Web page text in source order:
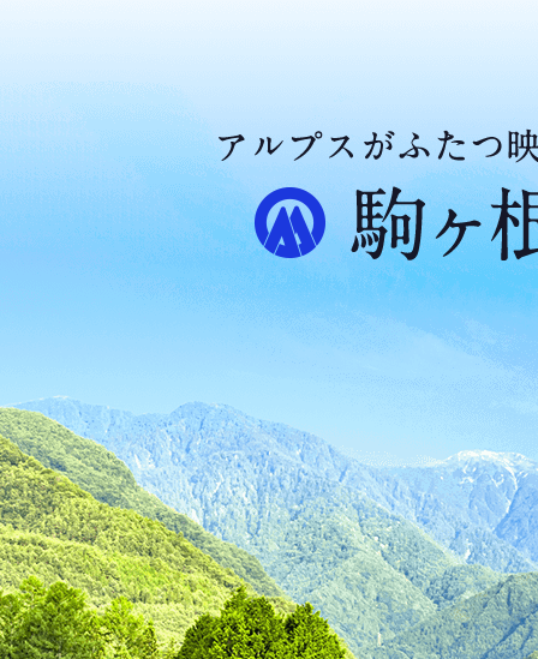
ア
ル
プ
ス
が
た
つ
映
え
る